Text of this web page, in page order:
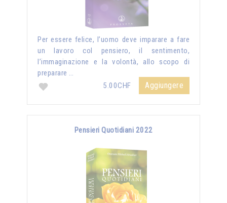
Per essere felice, l’uomo deve imparare a fare
un lavoro col pensiero, il sentimento,
l’immaginazione e la volontà, allo scopo di
preparare …
5.00CHF
Aggiungere
Pensieri Quotidiani 2022